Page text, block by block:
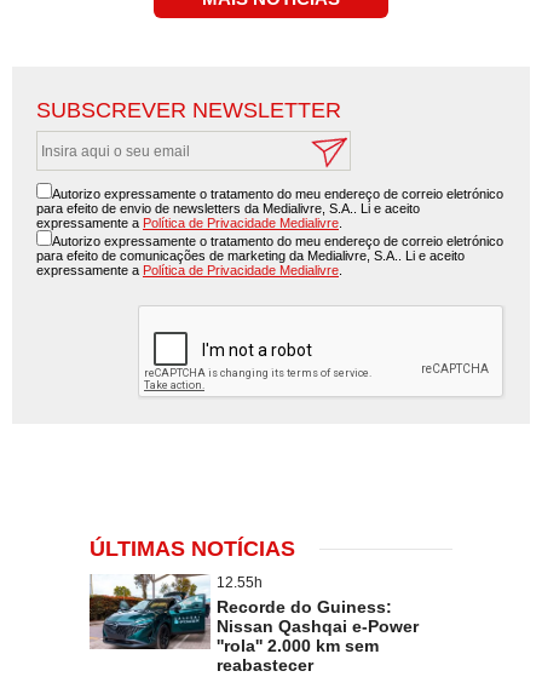
SUBSCREVER NEWSLETTER
Autorizo expressamente o tratamento do meu endereço de correio eletrónico
para efeito de envio de newsletters da Medialivre, S.A.. Li e aceito
expressamente a Política de Privacidade Medialivre.
Autorizo expressamente o tratamento do meu endereço de correio eletrónico
para efeito de comunicações de marketing da Medialivre, S.A.. Li e aceito
expressamente a Política de Privacidade Medialivre.
ÚLTIMAS NOTÍCIAS
12.55h
Recorde do Guiness:
Nissan Qashqai e-Power
''rola'' 2.000 km sem
reabastecer